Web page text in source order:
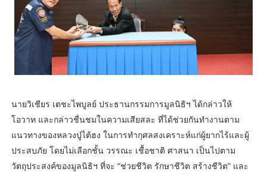
นายวิเชียร เตชะไพบูลย์ ประธานกรรมการมูลนิธิฯ ได้กล่าวให้
โอวาท และกล่าวชื่นชมในความเสียสละ ที่ได้ช่วยกันทำงานตาม
แนวทางของหลวงปู่ไต้ฮง ในการทำกุศลสงเคราะห์แก่ผู้ยากไร้และผู้
ประสบภัย โดยไม่เลือกชั้น วรรณะ เชื้อชาติ ศาสนา เป็นไปตาม
วัตถุประสงค์ของมูลนิธิฯ ที่จะ “ช่วยชีวิต รักษาชีวิต สร้างชีวิต” และ